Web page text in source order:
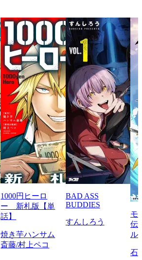
1000円ヒーロ
ー 新札版【単
話】
焼き芋ハンサム
斎藤/村上ペコ
BAD ASS
BUDDIES
すんしろう
モ
伝
ル
石